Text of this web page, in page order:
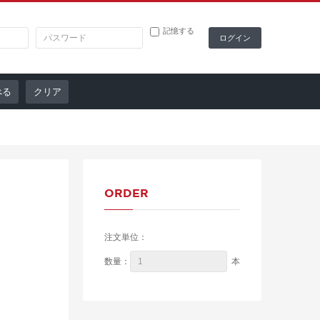
記憶する
クリア
ORDER
注文単位：
数量： 本